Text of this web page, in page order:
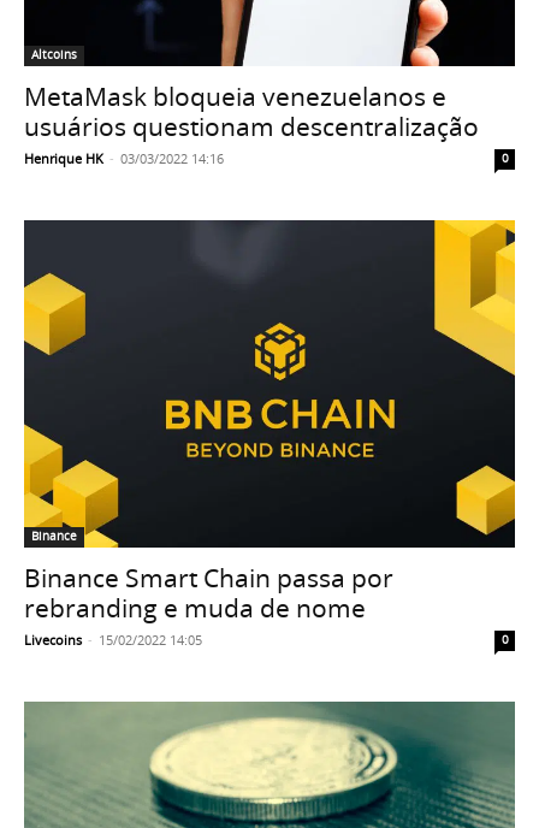
Altcoins
MetaMask bloqueia venezuelanos e
usuários questionam descentralização
Henrique HK - 03/03/2022 14:16 0
Binance
Binance Smart Chain passa por
rebranding e muda de nome
Livecoins - 15/02/2022 14:05 0